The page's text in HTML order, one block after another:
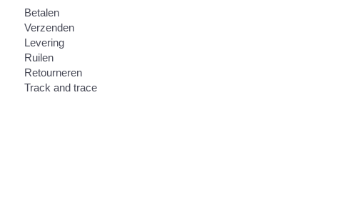
Betalen
Verzenden
Levering
Ruilen
Retourneren
Track and trace